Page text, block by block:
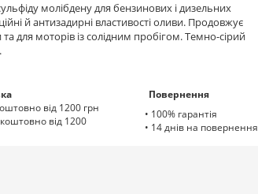
молібдену для бензинових і дизельних
й антизадирні властивості оливи. Продовжує
для моторів із солідним пробігом. Темно-сірий
Повернення
від 1200 грн
від 1200
• 100% гарантія
• 14 днів на повернення